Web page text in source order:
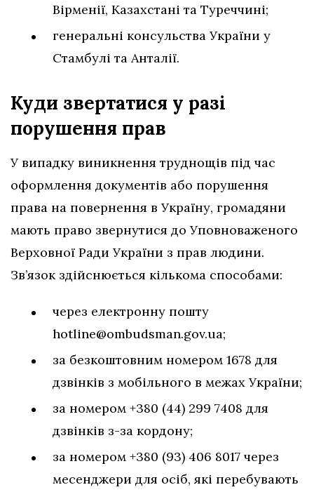
Вірменії, Казахстані та Туреччині;
генеральні консульства України у
Стамбулі та Анталії.
Куди звертатися у разі
порушення прав
У випадку виникнення труднощів під час
оформлення документів або порушення
права на повернення в Україну, громадяни
мають право звернутися до Уповноваженого
Верховної Ради України з прав людини.
Зв’язок здійснюється кількома способами:
через електронну пошту
hotline@ombudsman.gov.ua;
за безкоштовним номером 1678 для
дзвінків з мобільного в межах України;
за номером +380 (44) 299 7408 для
дзвінків з-за кордону;
за номером +380 (93) 406 8017 через
месенджери для осіб, які перебувають